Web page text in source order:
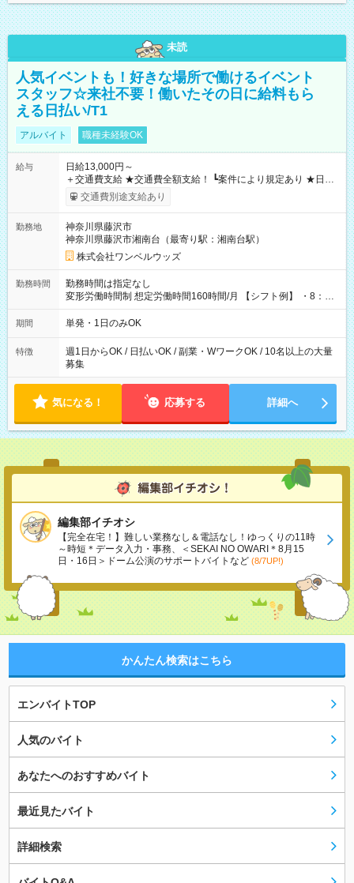
未読
人気イベントも！好きな場所で働けるイベント
スタッフ☆来社不要！働いたその日に給料もら
える日払い/T1
アルバイト 職種未経験OK
給与
日給13,000円～
＋交通費支給 ★交通費全額支給！ ┗案件により規定あり ★日払
いOK！（規定あり） ┗働いたその日に現金GET♪ お仕事後はコ
ンビニATMから 日払い分を引き落とせます！ 【試用期間】試
交通費別途支給あり
勤務地
神奈川県藤沢市
神奈川県藤沢市湘南台（最寄り駅：湘南台駅）
株式会社ワンベルウッズ
勤務時間
勤務時間は指定なし
変形労働時間制 想定労働時間160時間/月 【シフト例】 ・8：00
～21：00
期間 単発・1日のみOK
特徴
週1日からOK / 日払いOK / 副業・WワークOK / 10名以上の大量
募集
気になる！ 応募する 詳細へ
編集部イチオシ
【完全在宅！】難しい業務なし＆電話なし！ゆっくりの11時
～時短＊データ入力・事務、＜SEKAI NO OWARI＊8月15
日・16日＞ドーム公演のサポートバイトなど (8/7UP!)
かんたん検索はこちら
エンバイトTOP
人気のバイト
あなたへのおすすめバイト
最近見たバイト
詳細検索